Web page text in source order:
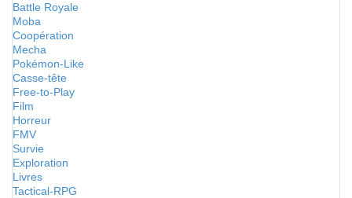
Battle Royale
Moba
Coopération
Mecha
Pokémon-Like
Casse-tête
Free-to-Play
Film
Horreur
FMV
Survie
Exploration
Livres
Tactical-RPG